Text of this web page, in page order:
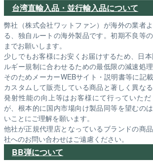
台湾直輸入品・並行輸入品について
弊社（株式会社ワットファン）が海外の業者
る、独自ルートの海外製品です。初期不良等
までお願いします。
少しでもお客様にお安くお届けするため、日
ルギー規制に合わせるための最低限の減速処
そのためメーカーWEBサイト・説明書等に記
カスタムして販売している商品と著しく異なる
発射性能の向上等はお客様にて行っていた
が、根本的に国内市場向け製品同等を望むの
いことにご理解を願います。
他社が正規代理店となっているブランドの商
社へのお問い合わせはご遠慮ください。
BB弾について